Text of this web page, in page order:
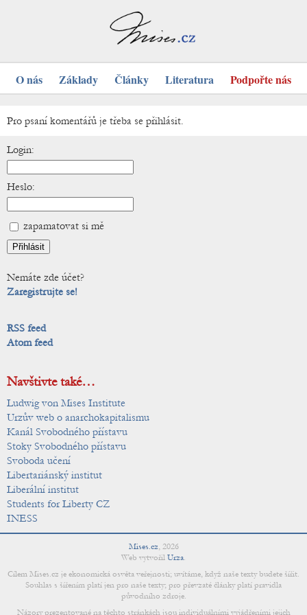
O nás Základy Články Literatura Podpořte nás
Pro psaní komentářů je třeba se přihlásit.
Login:
Heslo:
zapamatovat si mě
Nemáte zde účet?
Zaregistrujte se!
RSS feed
Atom feed
Navštivte také…
Ludwig von Mises Institute
Urzův web o anarchokapitalismu
Kanál Svobodného přístavu
Stoky Svobodného přístavu
Svoboda učení
Libertariánský institut
Liberální institut
Students for Liberty CZ
INESS
Mises.cz, 2026
Web vytvořil Urza.
Cílem Mises.cz je ekonomická osvěta veřejnosti; uvítáme, když naše texty budete šířit.
Souhlas s šířením platí jen pro naše texty; pro převzaté články platí pravidla
původního zdroje.
Názory prezentované na těchto stránkách jsou individuálními vyjádřeními jejich